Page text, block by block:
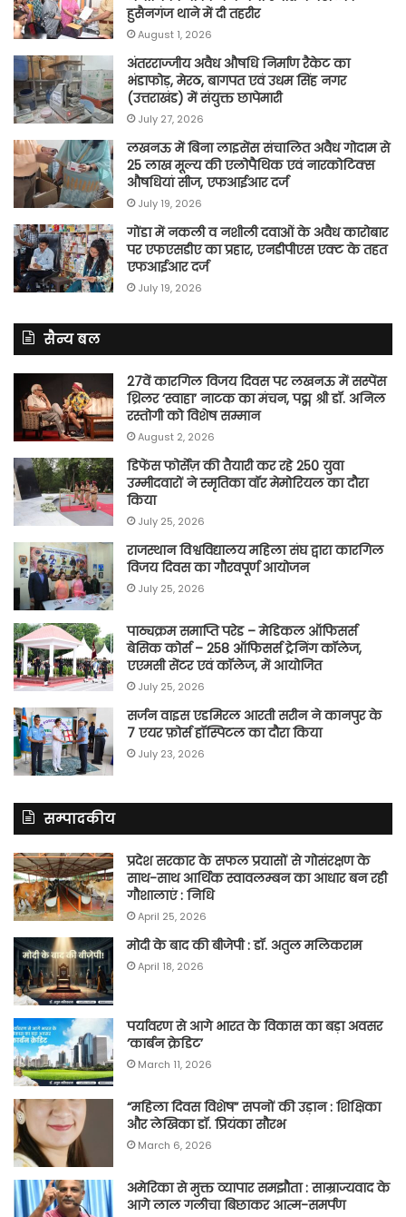
हुसैनगंज थाने में दी तहरीर
August 1, 2026
अंतरराज्जीय अवैध औषधि निर्माण रैकेट का
भंडाफोड़, मेरठ, बागपत एवं उधम सिंह नगर
(उत्तराखंड) में संयुक्त छापेमारी
July 27, 2026
लखनऊ में बिना लाइसेंस संचालित अवैध गोदाम से
25 लाख मूल्य की एलोपैथिक एवं नारकोटिक्स
औषधियां सीज, एफआईआर दर्ज
July 19, 2026
गोंडा में नकली व नशीली दवाओं के अवैध कारोबार
पर एफएसडीए का प्रहार, एनडीपीएस एक्ट के तहत
एफआईआर दर्ज
July 19, 2026
सैन्य बल
27वें कारगिल विजय दिवस पर लखनऊ में सस्पेंस
थ्रिलर ‘स्वाहा’ नाटक का मंचन, पद्म श्री डॉ. अनिल
रस्तोगी को विशेष सम्मान
August 2, 2026
डिफेंस फोर्सेज़ की तैयारी कर रहे 250 युवा
उम्मीदवारों ने स्मृतिका वॉर मेमोरियल का दौरा
किया
July 25, 2026
राजस्थान विश्वविद्यालय महिला संघ द्वारा कारगिल
विजय दिवस का गौरवपूर्ण आयोजन
July 25, 2026
पाठ्यक्रम समाप्ति परेड – मेडिकल ऑफिसर्स
बेसिक कोर्स – 258 ऑफिसर्स ट्रेनिंग कॉलेज,
एएमसी सेंटर एवं कॉलेज, में आयोजित
July 25, 2026
सर्जन वाइस एडमिरल आरती सरीन ने कानपुर के
7 एयर फ़ोर्स हॉस्पिटल का दौरा किया
July 23, 2026
सम्पादकीय
प्रदेश सरकार के सफल प्रयासों से गोसंरक्षण के
साथ-साथ आर्थिक स्वावलम्बन का आधार बन रही
गौशालाएं : निधि
April 25, 2026
मोदी के बाद की बीजेपी : डॉ. अतुल मलिकराम
April 18, 2026
पर्यावरण से आगे भारत के विकास का बड़ा अवसर
‘कार्बन क्रेडिट’
March 11, 2026
“महिला दिवस विशेष” सपनों की उड़ान : शिक्षिका
और लेखिका डॉ. प्रियंका सौरभ
March 6, 2026
अमेरिका से मुक्त व्यापार समझौता : साम्राज्यवाद के
आगे लाल गलीचा बिछाकर आत्म-समर्पण